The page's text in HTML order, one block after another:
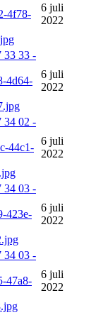
4f78-
6 juli
2022
33 33 -
4d64-
6 juli
2022
34 02 -
44c1-
6 juli
2022
34 03 -
423e-
6 juli
2022
34 03 -
47a8-
6 juli
2022